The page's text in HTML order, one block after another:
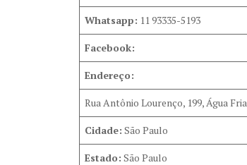
Whatsapp: 11 93335-5193
Facebook:
Endereço:
Rua Antônio Lourenço, 199, Água Fria
Cidade: São Paulo
Estado: São Paulo